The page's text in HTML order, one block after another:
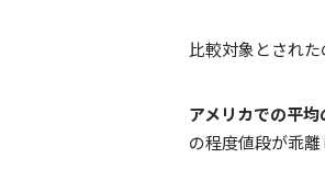
比較対象とされ
アメリカでの平
の程度値段が乖